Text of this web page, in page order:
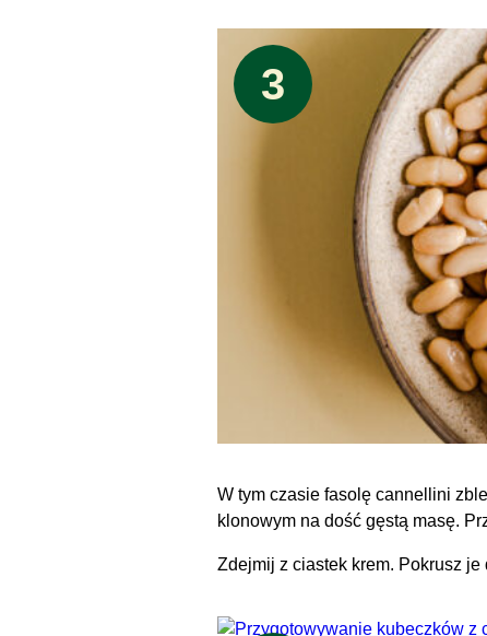
3
W tym czasie fasolę cannellini
klonowym na dość gęstą masę.
Zdejmij z ciastek krem. Pokrusz